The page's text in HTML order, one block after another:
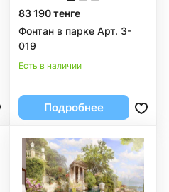
83 190 тенге
Фонтан в парке Арт. 3-
019
Есть в наличии
Подробнее